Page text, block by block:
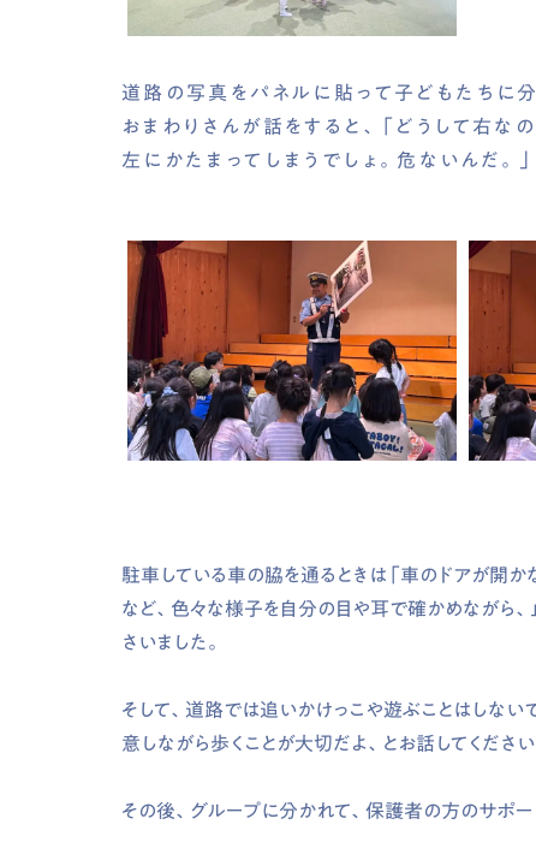
道路の写真をパネルに貼って子どもたちに
おまわりさんが話をすると、「どうして右な
左にかたまってしまうでしょ。危ないんだ。
駐車している車の脇を通るときは「車のドアが開か
など、色々な様子を自分の目や耳で確かめながら
さいました。
そして、道路では追いかけっこや遊ぶことはしな
意しながら歩くことが大切だよ、とお話してください
その後、グループに分かれて、保護者の方のサポー